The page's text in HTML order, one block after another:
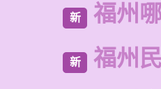
新 福州
新 福州